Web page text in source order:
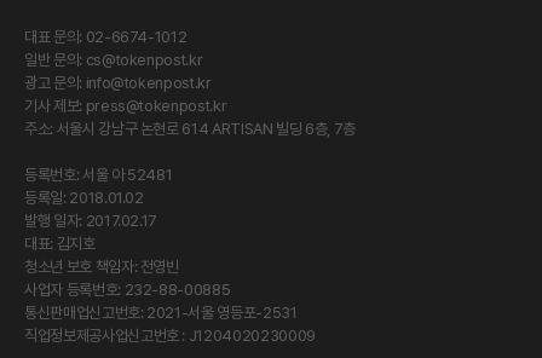
대표 문의: 02-6674-1012
일반 문의: cs@tokenpost.kr
광고 문의: info@tokenpost.kr
기사 제보: press@tokenpost.kr
주소: 서울시 강남구 논현로 614 ARTISAN 빌딩 6층, 7층
등록번호: 서울 아 52481
등록일: 2018.01.02
발행 일자: 2017.02.17
대표: 김지호
청소년 보호 책임자: 전영빈
사업자 등록번호: 232-88-00885
통신판매업신고번호: 2021-서울 영등포-2531
직업정보제공사업신고번호 : J1204020230009